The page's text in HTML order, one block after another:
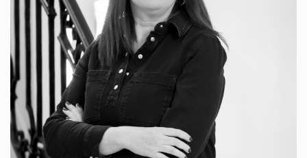
Communication, Habillement - Textile,
Mobiliers et Décoration
124 Avenue du Général de Gaulle,
51000 Châlons-en-Champagne
Tél. 09 82 32 71 67
Voir le site internet
Contacter par mail